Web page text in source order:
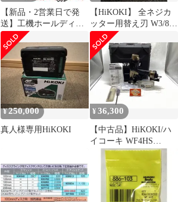
【新品・2営業日で発
送】工機ホールディン
グス HiKOKI デンゲン
クミ (341010 6444)
【HiKOKI】 全ネジカ
ッター用替え刃 W3/8
0099-8479
¥250,000
真人様専用HiKOKI
¥36,300
【中古品】HiKOKI/ハ
イコーキ WF4HS
☆HiKOKIハイコーキ
高圧ねじ打機 ハイスピ
ードモデル [IT_40CFE]
[豊田][M04]